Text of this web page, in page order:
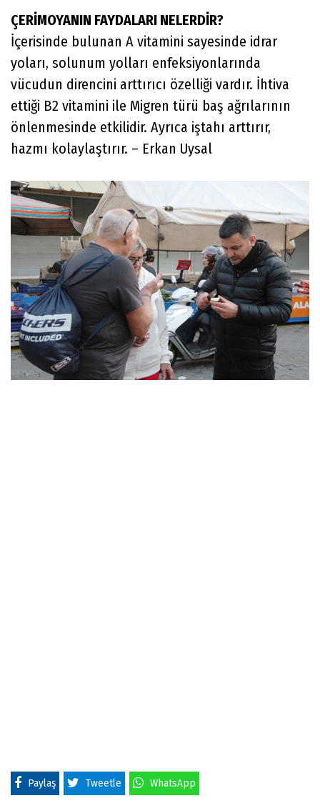
ÇERİMOYANIN FAYDALARI NELERDİR?
İçerisinde bulunan A vitamini sayesinde idrar
yoları, solunum yolları enfeksiyonlarında
vücudun direncini arttırıcı özelliği vardır. İhtiva
ettiği B2 vitamini ile Migren türü baş ağrılarının
önlenmesinde etkilidir. Ayrıca iştahı arttırır,
hazmı kolaylaştırır. – Erkan Uysal
Paylaş Tweetle WhatsApp